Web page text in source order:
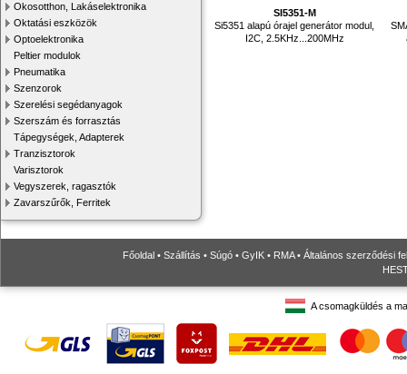
Okosotthon, Lakáselektronika
Oktatási eszközök
Optoelektronika
Peltier modulok
Pneumatika
Szenzorok
Szerelési segédanyagok
Szerszám és forrasztás
Tápegységek, Adapterek
Tranzisztorok
Varisztorok
Vegyszerek, ragasztók
Zavarszűrők, Ferritek
SI5351-M
Si5351 alapú órajel generátor modul,
I2C, 2.5KHz...200MHz
Főoldal • Szállítás • Súgó • GyIK • RMA• Általános szerződési
A csomagküldés a